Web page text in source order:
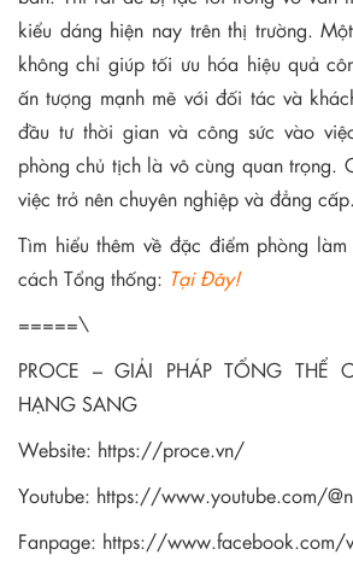
kiểu dáng hiện nay trên thị trường.
không chỉ giúp tối ưu hóa hiệu quả
ấn tượng mạnh mẽ với đối tác và
đầu tư thời gian và công sức vào
phòng chủ tịch là vô cùng quan trọng.
việc trở nên chuyên nghiệp và đẳng cấp.
Tìm hiểu thêm về đặc điểm phòng
cách Tổng thống: Tại Đây!
=====\
PROCE – GIẢI PHÁP TỔNG THỂ
HẠNG SANG
Website: https://proce.vn/
Youtube: https://www.youtube.com/
Fanpage: https://www.facebook.com/